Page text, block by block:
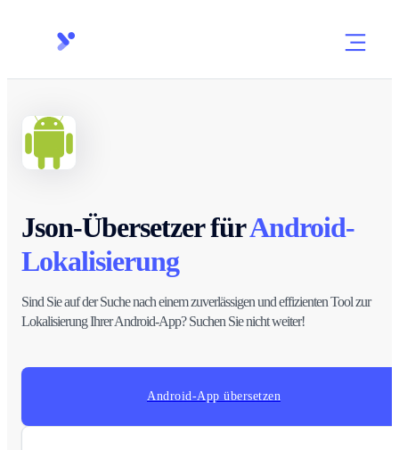
Json-Übersetzer fürAndroid-
Lokalisierung
Sind Sie auf der Suche nach einem zuverlässigen und effizienten Tool zur
Lokalisierung Ihrer Android-App? Suchen Sie nicht weiter!
Android-App übersetzen